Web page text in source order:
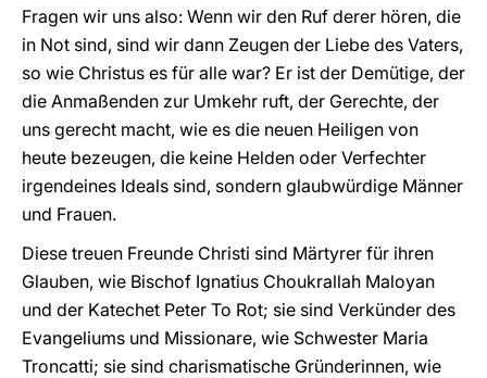
Fragen wir uns also: Wenn wir den Ruf derer hören, die
in Not sind, sind wir dann Zeugen der Liebe des Vaters,
so wie Christus es für alle war? Er ist der Demütige, der
die Anmaßenden zur Umkehr ruft, der Gerechte, der
uns gerecht macht, wie es die neuen Heiligen von
heute bezeugen, die keine Helden oder Verfechter
irgendeines Ideals sind, sondern glaubwürdige Männer
und Frauen.
Diese treuen Freunde Christi sind Märtyrer für ihren
Glauben, wie Bischof Ignatius Choukrallah Maloyan
und der Katechet Peter To Rot; sie sind Verkünder des
Evangeliums und Missionare, wie Schwester Maria
Troncatti; sie sind charismatische Gründerinnen, wie